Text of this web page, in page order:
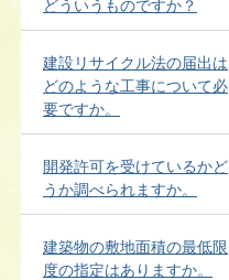
どういうものですか？
建設リサイクル法の届出は
どのような工事について必
要ですか。
開発許可を受けているかど
うか調べられますか。
建築物の敷地面積の最低限
度の指定はありますか。